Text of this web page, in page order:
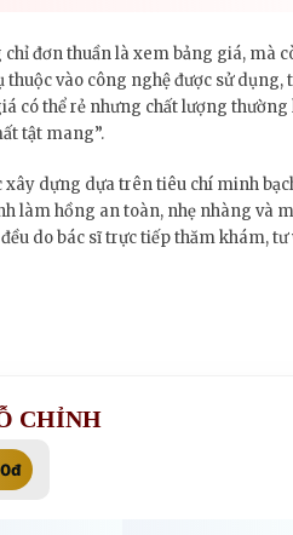
đơn thuần là xem bảng giá, mà
vào công nghệ được sử dụng,
có thể rẻ nhưng chất lượng
tật mang”.
dựng dựa trên tiêu chí minh
làm hồng an toàn, nhẹ nhàng và
do bác sĩ trực tiếp thăm khám,
CHỈNH